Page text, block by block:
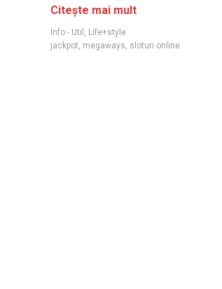
Citește mai mult
Info - Util
Life+style
jackpot megaways sloturi online